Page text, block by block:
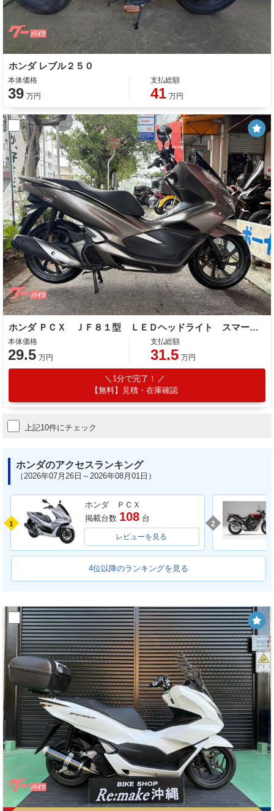
ホンダ レブル２５０
本体価格
39 万円
支払総額
41 万円
ホンダ ＰＣＸ ＪＦ８１型 ＬＥＤヘッドライト スマートキー
本体価格
29.5 万円
支払総額
31.5 万円
1分で完了！
【無料】見積・在庫確認
上記10件にチェック
ホンダのアクセスランキング
（2026年07月26日～2026年08月01日）
1
ホンダ ＰＣＸ
掲載台数 108 台
レビューを見る
2
4位以降のランキングを見る